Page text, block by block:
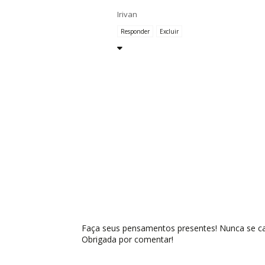
Irivan
Responder Excluir
Faça seus pensamentos presentes! Nunca se
Obrigada por comentar!